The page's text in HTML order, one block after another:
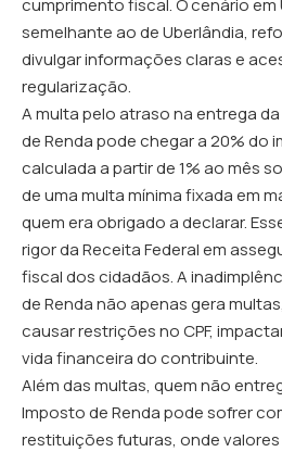
semelhante ao de Uberlândia,
divulgar informações claras e
regularização.
A multa pelo atraso na entrega
de Renda pode chegar a 20% do
calculada a partir de 1% ao mês
de uma multa mínima fixada em
quem era obrigado a declarar.
rigor da Receita Federal em
fiscal dos cidadãos. A
de Renda não apenas gera
causar restrições no CPF,
vida financeira do contribuinte.
Além das multas, quem não
Imposto de Renda pode sofrer
restituições futuras, onde